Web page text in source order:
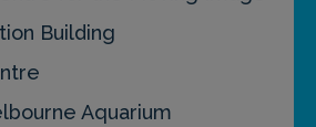
Building
Aquarium